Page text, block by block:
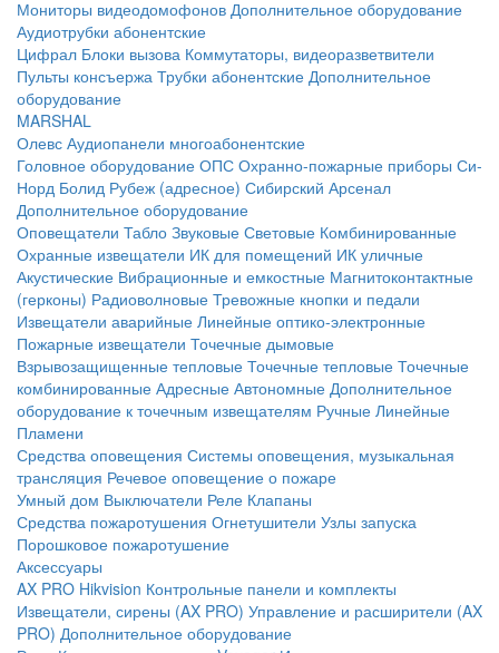
Мониторы видеодомофонов Дополнительное оборудование
Аудиотрубки абонентские
Цифрал Блоки вызова Коммутаторы, видеоразветвители
Пульты консъержа Трубки абонентские Дополнительное
оборудование
MARSHAL
Олевс Аудиопанели многоабонентские
Головное оборудование ОПС Охранно-пожарные приборы Си-
Норд Болид Рубеж (адресное) Сибирский Арсенал
Дополнительное оборудование
Оповещатели Табло Звуковые Световые Комбинированные
Охранные извещатели ИК для помещений ИК уличные
Акустические Вибрационные и емкостные Магнитоконтактные
(герконы) Радиоволновые Тревожные кнопки и педали
Извещатели аварийные Линейные оптико-электронные
Пожарные извещатели Точечные дымовые
Взрывозащищенные тепловые Точечные тепловые Точечные
комбинированные Адресные Автономные Дополнительное
оборудование к точечным извещателям Ручные Линейные
Пламени
Средства оповещения Системы оповещения, музыкальная
трансляция Речевое оповещение о пожаре
Умный дом Выключатели Реле Клапаны
Средства пожаротушения Огнетушители Узлы запуска
Порошковое пожаротушение
Аксессуары
AX PRO Hikvision Контрольные панели и комплекты
Извещатели, сирены (AX PRO) Управление и расширители (AX
PRO) Дополнительное оборудование